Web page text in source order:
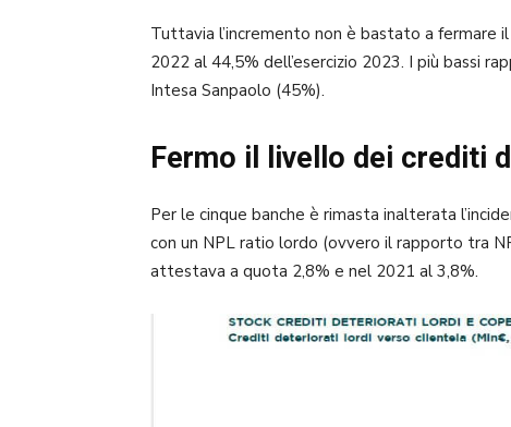
Tuttavia l’incremento non è bastato a fermare
2022 al 44,5% dell’esercizio 2023. I più bassi
Intesa Sanpaolo (45%).
Fermo il livello dei crediti
Per le cinque banche è rimasta inalterata
con un NPL ratio lordo (ovvero il rapporto tra
attestava a quota 2,8% e nel 2021 al 3,8%.